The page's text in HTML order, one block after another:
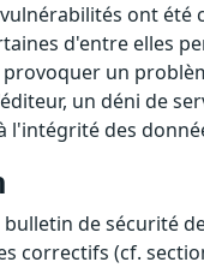
ont été
d'entre elles
un
un déni de
l'intégrité des
bulletin de sécurité
correctifs (cf.